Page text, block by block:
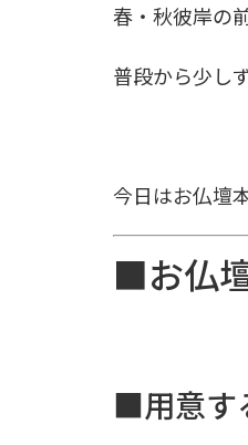
春・秋彼岸の
普段から少し
今日はお仏壇
■お仏
■用意す